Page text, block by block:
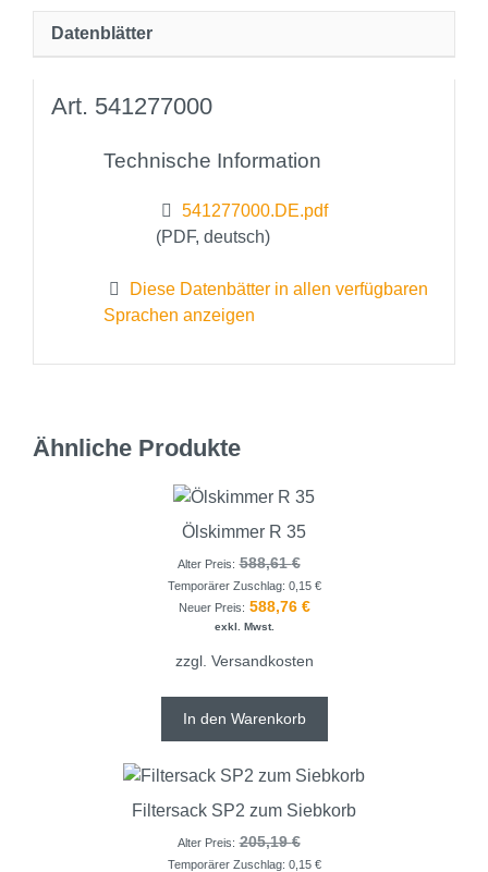
Datenblätter
Art. 541277000
Technische Information
541277000.DE.pdf
(PDF, deutsch)
Diese Datenbätter in allen verfügbaren
Sprachen anzeigen
Ähnliche Produkte
Ölskimmer R 35
Alter Preis: 588,61€
Temporärer Zuschlag: 0,15 €
Neuer Preis: 588,76 €
exkl. Mwst.
zzgl. Versandkosten
In den Warenkorb
Filtersack SP2 zum Siebkorb
Alter Preis: 205,19€
Temporärer Zuschlag: 0,15 €